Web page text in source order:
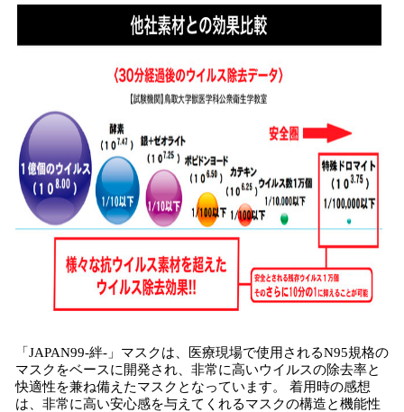
「JAPAN99-絆-」マスクは、医療現場で使用されるN95規格の
マスクをベースに開発され、非常に高いウイルスの除去率と
快適性を兼ね備えたマスクとなっています。 着用時の感想
は、非常に高い安心感を与えてくれるマスクの構造と機能性